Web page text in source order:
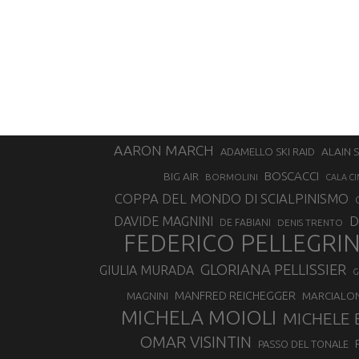
AARON MARCH ADAMELLO SKI RAID ALAIN
BIG AIR
BORMOLINI BOSCACCI CALA
COPPA DEL MONDO DI SCIALPINISMO
DAVIDE MAGNINI DE FABIANI DENIS TRENTO
FEDERICO
GIULIA MURADA GLORIANA PELLISSIER
MAGNINI MANFRED REICHEGGER
MICHELA MOIOLI MICHELE
OMAR VISINTIN PASSO DEL TONALE